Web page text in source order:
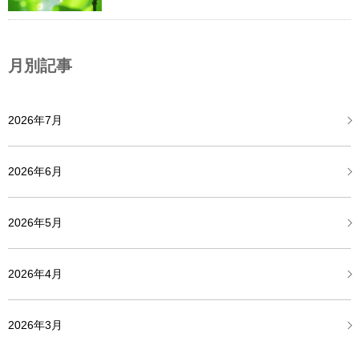
月別記事
2026年7月
2026年6月
2026年5月
2026年4月
2026年3月